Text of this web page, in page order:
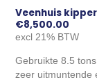
Veenhuis
Gebruikte 8.5
zeer uitmuntende
€8,500.00
excl 21% BTW